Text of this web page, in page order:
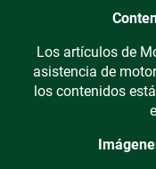
Los artículos de
asistencia de
los contenidos